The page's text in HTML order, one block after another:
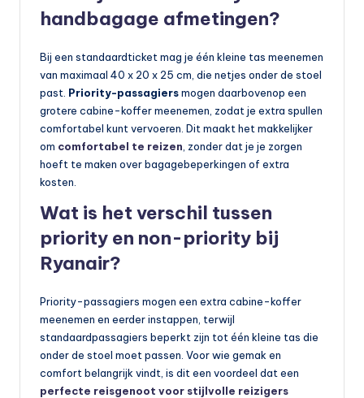
handbagage afmetingen?
Bij een standaardticket mag je één kleine tas meenemen
van maximaal 40 x 20 x 25 cm, die netjes onder de stoel
past. Priority-passagiersmogen daarbovenop een
grotere cabine-koffer meenemen, zodat je extra spullen
comfortabel kunt vervoeren. Dit maakt het makkelijker
om comfortabel te reizen , zonder dat je je zorgen
hoeft te maken over bagagebeperkingen of extra
kosten.
Wat is het verschil tussen
priority en non-priority bij
Ryanair?
Priority-passagiers mogen een extra cabine-koffer
meenemen en eerder instappen, terwijl
standaardpassagiers beperkt zijn tot één kleine tas die
onder de stoel moet passen. Voor wie gemak en
comfort belangrijk vindt, is dit een voordeel dat een
perfecte reisgenoot voor stijlvolle reizigers